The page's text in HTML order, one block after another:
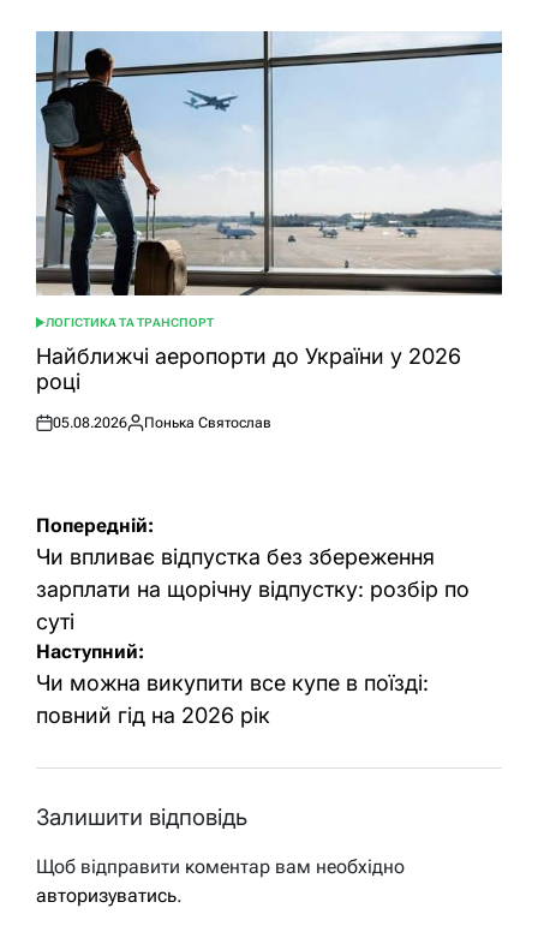
ОПУБЛІКУВАТИ
У
ЛОГІСТИКА ТА ТРАНСПОРТ
Найближчі аеропорти до України у 2026
році
Оприлюднено
05.08.2026
Опубліковано
Понька Святослав
Навігація
записів
Попередній:
Чи впливає відпустка без збереження
зарплати на щорічну відпустку: розбір по
суті
Наступний:
Чи можна викупити все купе в поїзді:
повний гід на 2026 рік
Залишити відповідь
Щоб відправити коментар вам необхідно
авторизуватись.